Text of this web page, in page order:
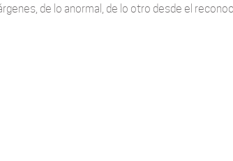
de lo anormal, de lo otro desde el